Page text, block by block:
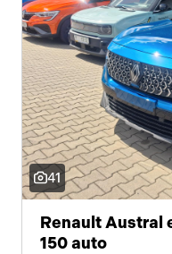
41
Renault Austral
150 auto